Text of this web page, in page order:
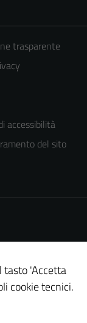
trasparente
accessibilità
del sito
tasto 'Accetta
cookie tecnici.